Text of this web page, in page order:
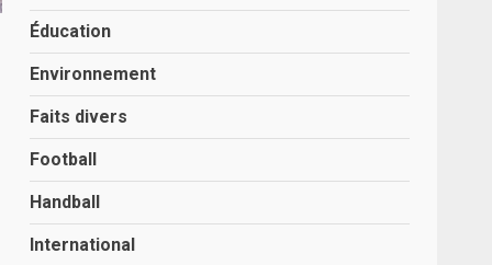
Éducation
Environnement
Faits divers
Football
Handball
International